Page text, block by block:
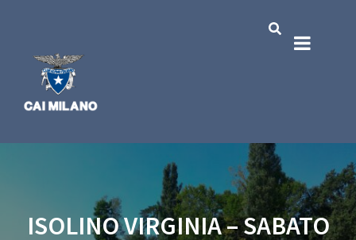
ISOLINO VIRGINIA – SABATO